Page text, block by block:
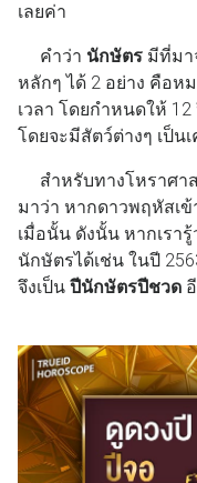
เลยค่า
คำว่า นักษัตร มีที่มา
หลักๆ ได้ 2 อย่าง คือห
เวลา โดยกำหนดให้
โดยจะมีสัตว์ต่างๆ เป็น
สำหรับทางโหราศา
มาว่า หากดาวพฤหัสเข้
เมื่อนั้น ดังนั้น หากเรา
นักษัตรได้เช่น ในปี
จึงเป็น ปีนักษัตรปีชวด